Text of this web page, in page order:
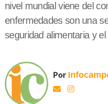
nivel mundial viene del
enfermedades son una
seguridad alimentaria y
Por